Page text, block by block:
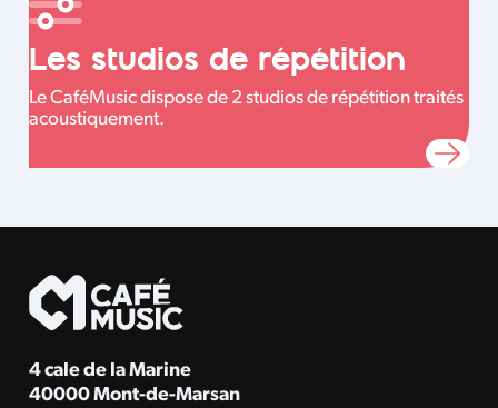
Les studios de répétition
Le CaféMusic dispose de 2 studios de répétition traités
acoustiquement.
4 cale de la Marine
40000 Mont-de-Marsan